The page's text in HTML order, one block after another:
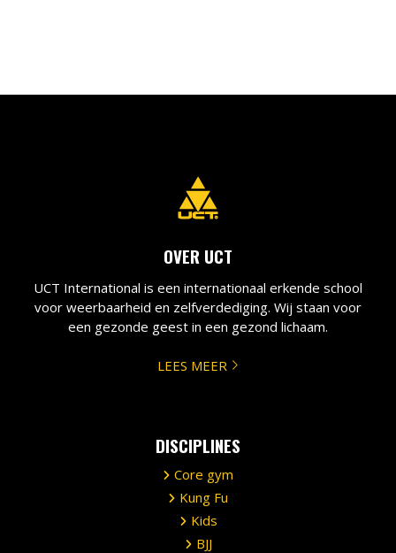
OVER UCT
UCT International is een internationaal erkende school
voor weerbaarheid en zelfverdediging. Wij staan voor
een gezonde geest in een gezond lichaam.
LEES MEER
DISCIPLINES
Core gym
Kung Fu
Kids
BJJ